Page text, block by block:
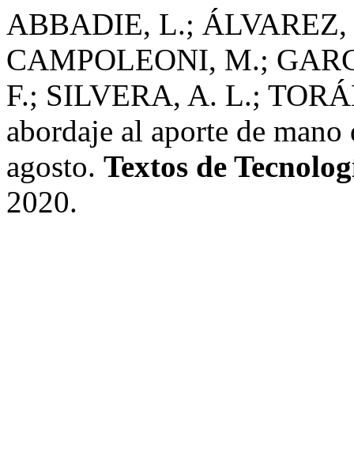
ABBADIE, L.;
CAMPOLEONI, M.;
F.; SILVERA, A. L.;
abordaje al aporte de
agosto. Textos de
2020.